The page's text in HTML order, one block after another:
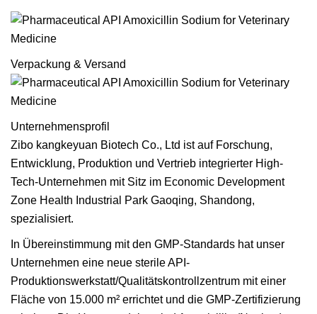
Verpackung & Versand
Unternehmensprofil
Zibo kangkeyuan Biotech Co., Ltd ist auf Forschung,
Entwicklung, Produktion und Vertrieb integrierter High-
Tech-Unternehmen mit Sitz im Economic Development
Zone Health Industrial Park Gaoqing, Shandong,
spezialisiert.
In Übereinstimmung mit den GMP-Standards hat unser
Unternehmen eine neue sterile API-
Produktionswerkstatt/Qualitätskontrollzentrum mit einer
Fläche von 15.000 m² errichtet und die GMP-Zertifizierung